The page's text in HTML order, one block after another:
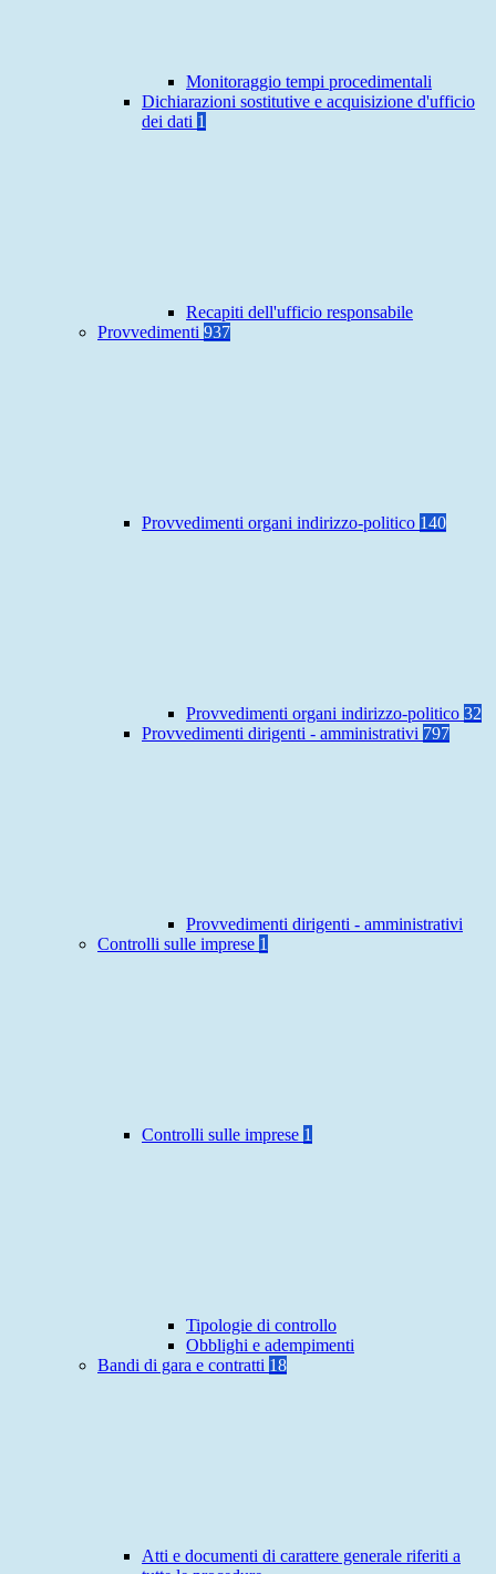
Monitoraggio tempi procedimentali
Dichiarazioni sostitutive e acquisizione d'ufficio
dei dati 1
Recapiti dell'ufficio responsabile
Provvedimenti 937
Provvedimenti organi indirizzo-politico 140
Provvedimenti organi indirizzo-politico 32
Provvedimenti dirigenti - amministrativi 797
Provvedimenti dirigenti - amministrativi
Controlli sulle imprese 1
Controlli sulle imprese 1
Tipologie di controllo
Obblighi e adempimenti
Bandi di gara e contratti 18
Atti e documenti di carattere generale riferiti a